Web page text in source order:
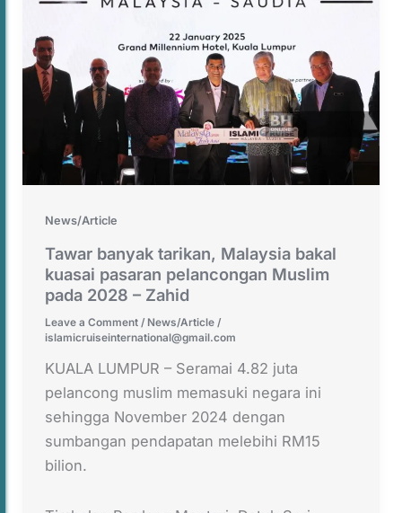
News/Article
Tawar banyak tarikan, Malaysia bakal
kuasai pasaran pelancongan Muslim
pada 2028 – Zahid
Leave a Comment / News/Article/
islamicruiseinternational@gmail.com
KUALA LUMPUR – Seramai 4.82 juta
pelancong muslim memasuki negara ini
sehingga November 2024 dengan
sumbangan pendapatan melebihi RM15
bilion.